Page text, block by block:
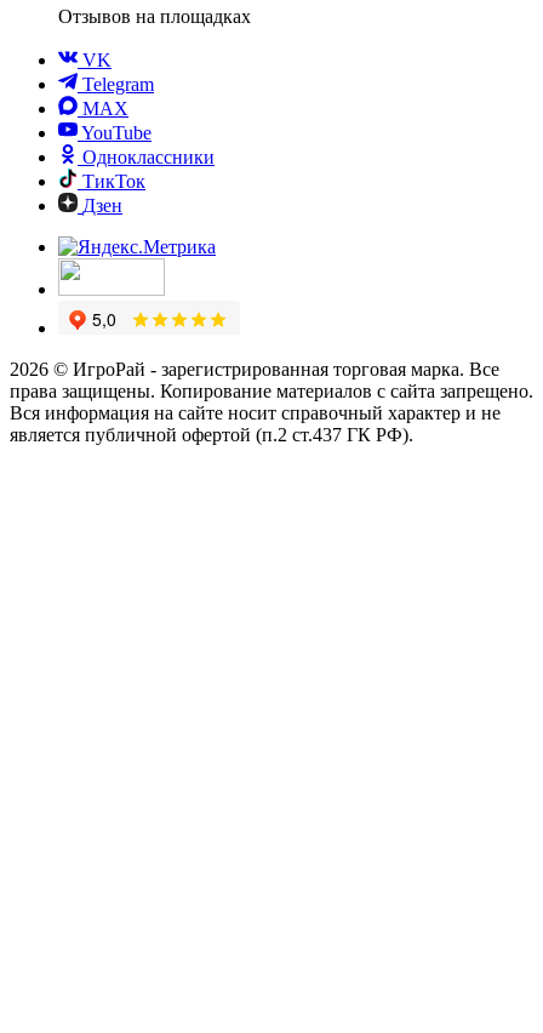
Отзывов на площадках
VK
Telegram
MAX
YouTube
Одноклассники
ТикТок
Дзен
2026 © ИгроРай - зарегистрированная торговая марка. Все
права защищены. Копирование материалов с сайта запрещено.
Вся информация на сайте носит справочный характер и не
является публичной офертой (п.2 ст.437 ГК РФ).